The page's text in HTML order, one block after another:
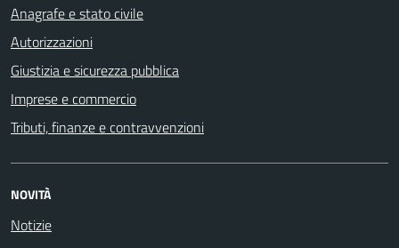
Anagrafe e stato civile
Autorizzazioni
Giustizia e sicurezza pubblica
Imprese e commercio
Tributi, finanze e contravvenzioni
NOVITÀ
Notizie